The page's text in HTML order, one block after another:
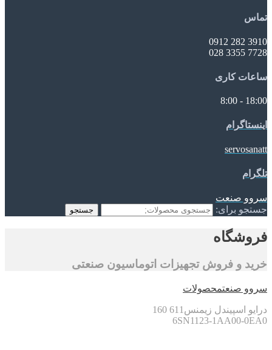
تماس
3910 282 0912
7728 3355 028
ساعات کاری
18:00 - 8:00
اینستاگرام
servosanatt
تلگرام
سروو صنعت
جستجو برای:
جستجو
فروشگاه
خرید و فروش تجهیزات اتوماسیون صنعتی
سروو صنعتمحصولات
درایو اسپیندل زیمنس611 160
6SN1123-1AA00-0EA0